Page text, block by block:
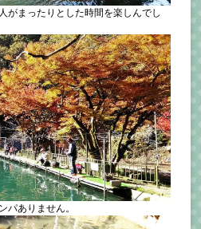
がまったりとした時間を楽しんでし
パありません。